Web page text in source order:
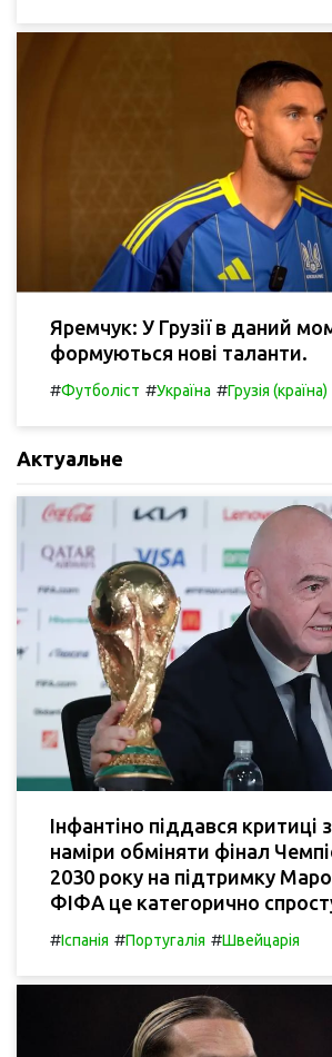
Яремчук: У Грузії в даний
формуються нові таланти.
#Футболіст #Україна #Грузія (країна)
Актуальне
Інфантіно піддався критиці
наміри обміняти фінал
2030 року на підтримку
ФІФА це категорично
#Іспанія #Португалія #Швейцарія